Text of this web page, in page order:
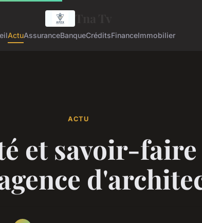
ActuAssuranceBanqueCréditsFinanceImmobilier
ACTU
et savoir-faire